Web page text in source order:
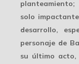
solo
desarrollo,
personaje de
su último acto,